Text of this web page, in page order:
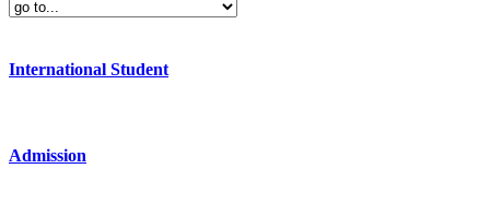
International Student
Admission